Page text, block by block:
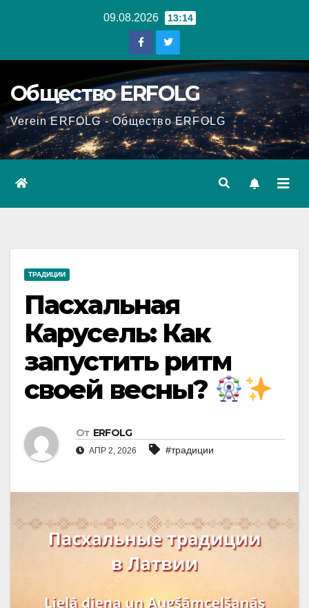
09.08.2026 13:14
Общество ERFOLG
Verein ERFOLG - Общество ERFOLG
ТРАДИЦИИ
Пасхальная
Карусель: Как
запустить ритм
своей весны?
От ERFOLG
АПР 2, 2026 #традиции